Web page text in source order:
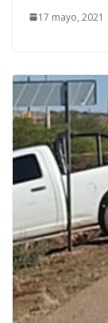
17 mayo, 2021